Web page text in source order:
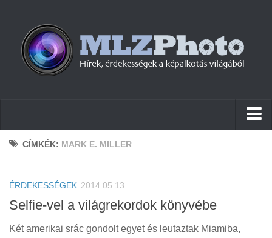
Hírek
Cikkek
Szoftver
Firmware
CÍMKÉK: MARK E. MILLER
ÉRDEKESSÉGEK 2014.05.13
Selfie-vel a világrekordok könyvébe
Két amerikai srác gondolt egyet és leutaztak Miamiba,